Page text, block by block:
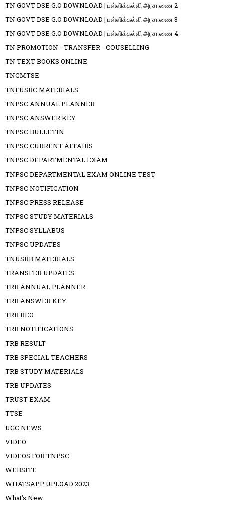
TN GOVT DSE G.O DOWNLOAD | பள்ளிக்கல்வி அரசாணை 2
TN GOVT DSE G.O DOWNLOAD | பள்ளிக்கல்வி அரசாணை 3
TN GOVT DSE G.O DOWNLOAD | பள்ளிக்கல்வி அரசாணை 4
TN PROMOTION - TRANSFER - COUSELLING
TN TEXT BOOKS ONLINE
TNCMTSE
TNFUSRC MATERIALS
TNPSC ANNUAL PLANNER
TNPSC ANSWER KEY
TNPSC BULLETIN
TNPSC CURRENT AFFAIRS
TNPSC DEPARTMENTAL EXAM
TNPSC DEPARTMENTAL EXAM ONLINE TEST
TNPSC NOTIFICATION
TNPSC PRESS RELEASE
TNPSC STUDY MATERIALS
TNPSC SYLLABUS
TNPSC UPDATES
TNUSRB MATERIALS
TRANSFER UPDATES
TRB ANNUAL PLANNER
TRB ANSWER KEY
TRB BEO
TRB NOTIFICATIONS
TRB RESULT
TRB SPECIAL TEACHERS
TRB STUDY MATERIALS
TRB UPDATES
TRUST EXAM
TTSE
UGC NEWS
VIDEO
VIDEOS FOR TNPSC
WEBSITE
WHATSAPP UPLOAD 2023
What's New.